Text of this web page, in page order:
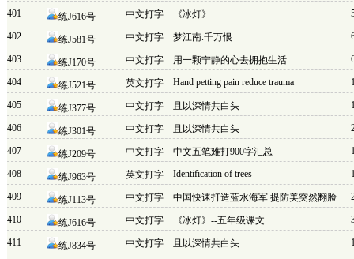
401 练J616号 中文打字 《冰灯》
402 练J581号 中文打字 梦江南.千万恨
403 练J170号 中文打字 用一颗宁静的心去拥抱生活
404 练J521号 英文打字 Hand petting pain reduce trauma
405 练J377号 中文打字 且以深情共白头
406 练J301号 中文打字 且以深情共白头
407 练J209号 中文打字 中文五笔难打900字汇总
408 练J963号 英文打字 Identification of trees
409 练J113号 中文打字 中国快速打造蓝水海军 提防美突然翻脸
410 练J616号 中文打字 《冰灯》--五年级课文
411 练J834号 中文打字 且以深情共白头